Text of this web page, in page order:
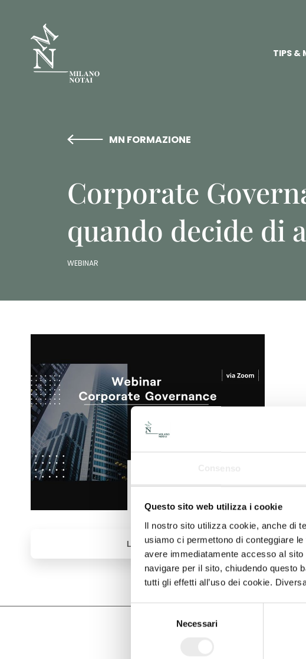
Questo sito web utilizza i cookie
Il nostro sito utilizza cookie, anche di
usiamo ci permettono di conteggiare
avere immediatamente accesso al
navigare per il sito, chiudendo questo
tutti gli effetti all’uso dei cookie.
Selezione
Necessari
TIPS &
MN FORMAZIONE
Corporate
quando decide di
WEBINAR